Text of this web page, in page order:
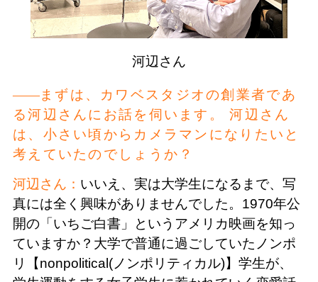
河辺さん
まずは、カワベスタジオの創業者であ
る河辺さんにお話を伺います。 河辺さん
は、小さい頃からカメラマンになりたいと
考えていたのでしょうか？
河辺さん： いいえ、実は大学生になるまで、写
真には全く興味がありませんでした。1970年公
開の「いちご白書」というアメリカ映画を知っ
ていますか？大学で普通に過ごしていたノンポ
リ【nonpolitical(ノンポリティカル)】学生が、